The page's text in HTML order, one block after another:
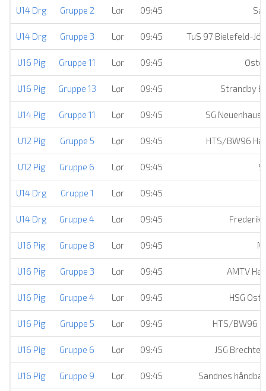
U14 Drg Gruppe 2 Lør 09:45
U14 Drg Gruppe 3 Lør 09:45 TuS 97 Bielefeld-
U16 Pig Gruppe 11 Lør 09:45
U16 Pig Gruppe 13 Lør 09:45 Strandby
U14 Pig Gruppe 11 Lør 09:45 SG
U12 Pig Gruppe 5 Lør 09:45 HTS/BW96
U12 Pig Gruppe 6 Lør 09:45
U14 Drg Gruppe 1 Lør 09:45
U14 Drg Gruppe 4 Lør 09:45
U16 Pig Gruppe 8 Lør 09:45
U16 Pig Gruppe 3 Lør 09:45 AMTV
U16 Pig Gruppe 4 Lør 09:45 HSG
U16 Pig Gruppe 5 Lør 09:45 HTS/BW96
U16 Pig Gruppe 6 Lør 09:45 JSG
U16 Pig Gruppe 9 Lør 09:45 Sandnes